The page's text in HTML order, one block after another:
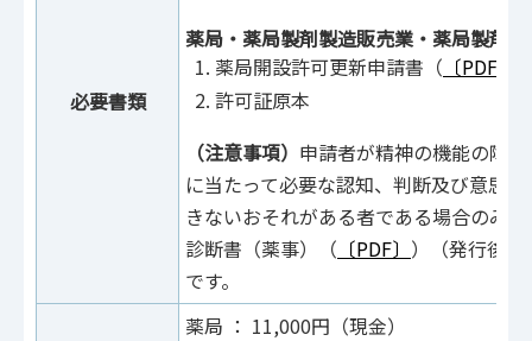
必要書類
薬局・薬局製剤製造販売業・薬局製剤
薬局開設許可更新申請書（ 〔PDF〕
許可証原本
（注意事項） 申請者が精神の機能の障
に当たって必要な認知、判断及び意思
きないおそれがある者である場合のみ
診断書（薬事）（ 〔PDF〕 ）（発行後3
です。
薬局 ： 11,000円（現金）